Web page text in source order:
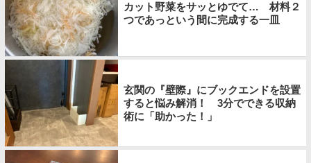
カット野菜をサッとゆでて… 材料２
つであっという間に完成する一皿
玄関の『壁際』にブックエンドを設置
すると悩み解消！ 3分でできる収納
術に「助かった！」